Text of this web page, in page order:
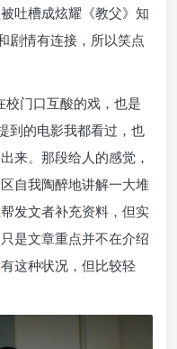
吐槽成炫耀《教父》知
剧情有连接，所以笑点
校门口互酸的戏，也是
到的电影我都看过，也
来。那段给人的感觉，
自我陶醉地讲解一大堆
发文者补充资料，但实
是文章重点并不在介绍
这种状况，但比较轻